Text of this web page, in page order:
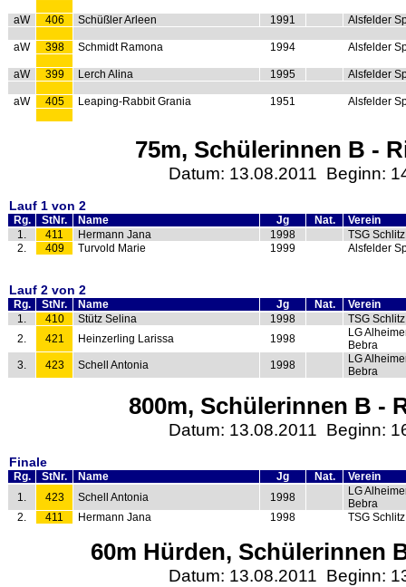
aW 406 Schüßler Arleen 1991 Alsfelder
aW 398 Schmidt Ramona 1994 Alsfelder
aW 399 Lerch Alina 1995 Alsfelder
aW 405 Leaping-Rabbit Grania 1951 Alsfelder
75m, Schülerinnen B -
Datum: 13.08.2011 Beginn:
Lauf 1 von 2
Rg. StNr. Name Jg Nat.
Verein
1.
411 Hermann Jana 1998
TSG Schlitz
2.
409 Turvold Marie 1999 Alsfelder
Lauf 2 von 2
Rg. StNr. Name Jg Nat.
Verein
1.
410 Stütz Selina 1998
TSG Schlitz
2.
421 Heinzerling Larissa 1998
LG
Bebra
3.
423 Schell Antonia 1998
LG
Bebra
800m, Schülerinnen B -
Datum: 13.08.2011 Beginn:
Finale
Rg. StNr. Name Jg Nat.
Verein
1.
423 Schell Antonia 1998
LG
Bebra
2.
411 Hermann Jana 1998 TSG Schlitz
60m Hürden, Schülerinnen
Datum: 13.08.2011 Beginn: